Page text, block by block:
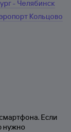
- Челябинск
Кольцово
Если
нужно